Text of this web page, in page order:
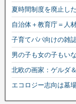
夏時間制度を廃止し
自治体＋教育庁＝人
子育てパパ向けの雑
男の子も女の子もい
北欧の画家：ゲルダ
エコロジー志向は墓